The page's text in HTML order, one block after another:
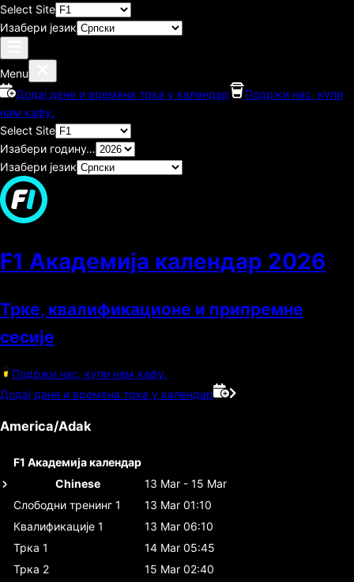
Select Site
Изабери језик
Menu
Додај дане и времена трка у календар
Подржи нас, купи
нам кафу.
Select Site
Изабери годину…
Изабери језик
F1 Академија календар 2026
Трке, квалификационе и припремне
сесије
Подржи нас, купи нам кафу.
Додај дане и времена трка у календар
America/Adak
F1 Академија календар
Chinese
13 Mar - 15 Mar
Слободни тренинг 1
13 Mar 01:10
Квалификације 1
13 Mar 06:10
Трка 1
14 Mar 05:45
Трка 2
15 Mar 02:40